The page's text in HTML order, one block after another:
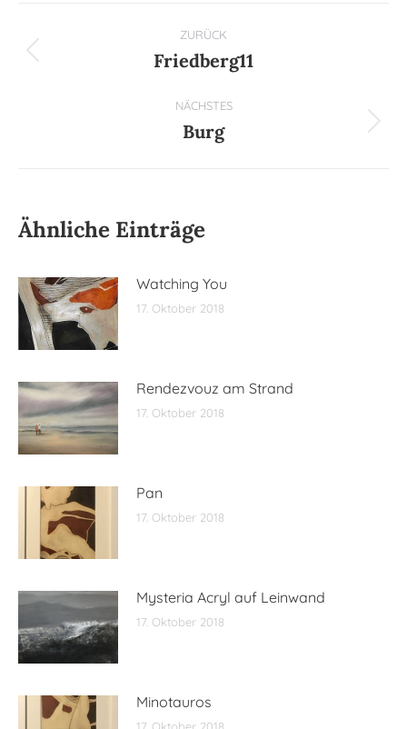
Kommentarnavigation
ZURÜCK
Vorheriger
Friedberg11
NÄCHSTES
Nächster
Burg
Ähnliche Einträge
Watching You
17. Oktober 2018
Rendezvouz am Strand
17. Oktober 2018
Pan
17. Oktober 2018
Mysteria Acryl auf Leinwand
17. Oktober 2018
Minotauros
17. Oktober 2018